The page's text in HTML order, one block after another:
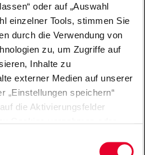
oder auf „Auswahl
einzelner Tools, stimmen Sie
durch die Verwendung von
zu, um Zugriffe auf
Inhalte zu
externer Medien auf unserer
„Einstellungen speichern“
die Aktivierungsfelder
die erteilte Einwilligung
und Umsetzung von